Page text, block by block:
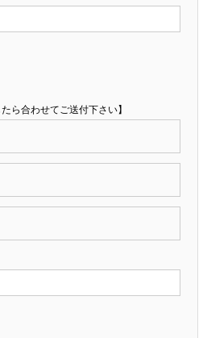
ら合わせてご送付下さい】